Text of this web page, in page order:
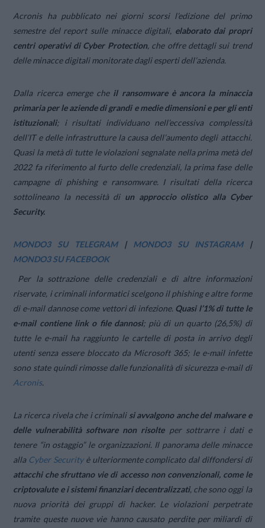
Acronis ha pubblicato nei giorni scorsi l’edizione del primo
semestre del report sulle minacce digitali, elaborato dai propri
centri operativi di Cyber Protection, che offre dettagli sui trend
delle minacce digitali monitorate dagli esperti dell’azienda.
Dalla ricerca emerge che il ransomware è ancora la minaccia
primaria per le aziende di grandi e medie dimensioni e per gli enti
istituzionali; i risultati individuano nell’eccessiva complessità
dell’IT e delle infrastrutture la causa dell’aumento degli attacchi.
Quasi la metà di tutte le violazioni segnalate nella prima metà del
2022 fa riferimento al furto delle credenziali, la prima fase delle
campagne di phishing e ransomware. I risultati della ricerca
sottolineano la necessità di un approccio olistico alla Cyber
Security.
MONDO3 SU TELEGRAM| MONDO3 SU INSTAGRAM|
MONDO3 SU FACEBOOK
Per la sottrazione delle credenziali e di altre informazioni
riservate, i criminali informatici scelgono il phishing e altre forme
di e-mail dannose come vettori di infezione. Quasi l’1% di tutte le
e-mail contiene link o file dannosi; più di un quarto (26,5%) di
tutte le e-mail ha raggiunto le cartelle di posta in arrivo degli
utenti senza essere bloccato da Microsoft 365; le e-mail infette
sono state quindi rimosse dalle funzionalità di sicurezza e-mail di
Acronis.
La ricerca rivela che i criminali si avvalgono anche del malware e
delle vulnerabilità software non risolte per sottrarre i dati e
tenere “in ostaggio” le organizzazioni. Il panorama delle minacce
alla Cyber Securityè ulteriormente complicato dal diffondersi di
attacchi che sfruttano vie di accesso non convenzionali, come le
criptovalute e i sistemi finanziari decentralizzati, che sono oggi la
nuova priorità dei gruppi di hacker. Le violazioni perpetrate
tramite queste nuove vie hanno causato perdite per miliardi di